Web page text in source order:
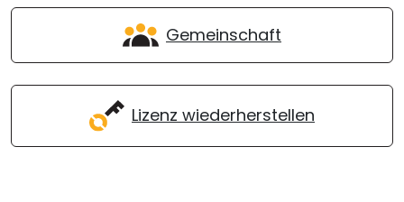
Gemeinschaft
Lizenz wiederherstellen